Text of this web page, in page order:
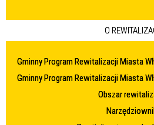
O
Gminny Program Rewitalizacji Miasta
Gminny Program Rewitalizacji Miasta
Obszar